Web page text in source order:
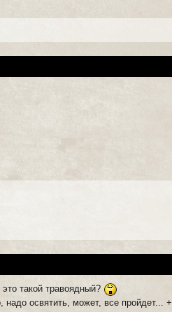
такой травоядный?
надо освятить, может, все пройдет... +